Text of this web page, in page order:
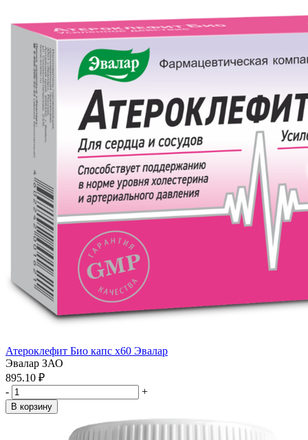
Атероклефит Био капс x60 Эвалар
Эвалар ЗАО
895.10 ₽
-
+
В корзину